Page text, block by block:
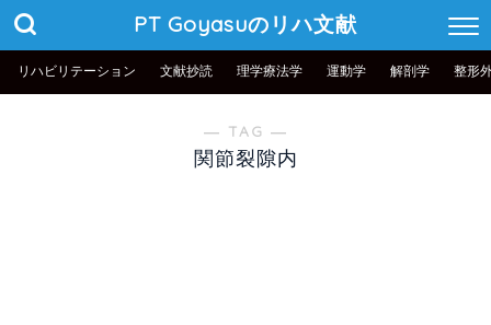
PT Goyasuのリハ文献
リハビリテーション 文献抄読 理学療法学 運動学 解剖学 整形
― TAG ―
関節裂隙内